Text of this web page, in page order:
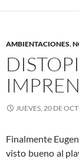
AMBIENTACIONES,
JUEVES, 20 DE
Finalmente
visto bueno al